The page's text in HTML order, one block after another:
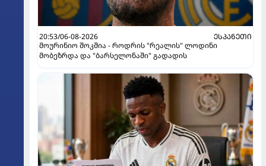
20:53/06-08-2026
ᲔᲡᲞᲐᲜᲔᲗᲘ
მოურინიო შოკშია - როდრის "რეალის" ლოდინი
მობეზრდა და "ბარსელონაში" გადადის